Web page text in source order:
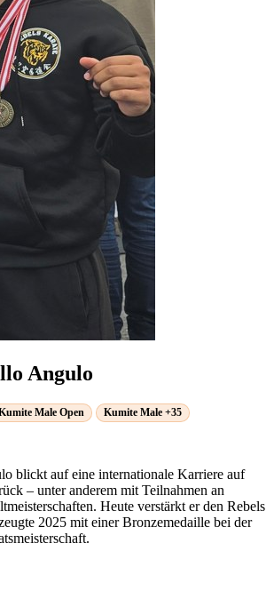
Angulo
Male Open Kumite Male +35
blickt auf eine internationale Karriere auf
– unter anderem mit Teilnahmen an
Heute verstärkt er den Rebels
2025 mit einer Bronzemedaille bei der